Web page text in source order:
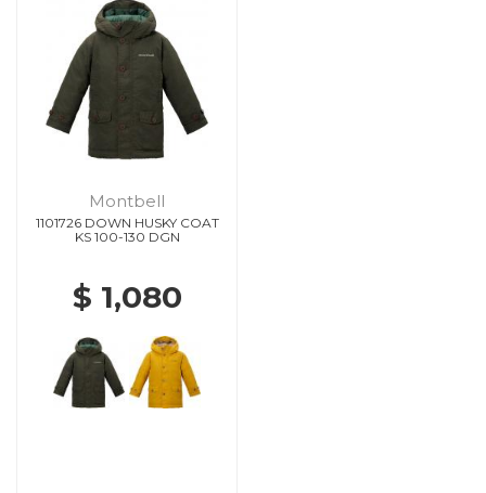
Montbell
1101726 DOWN HUSKY COAT
KS 100-130 DGN
$ 1,080